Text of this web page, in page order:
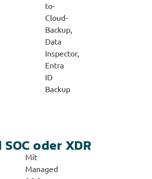
to-
Cloud-
Backup,
Data
Inspector,
Entra
ID
Backup
oder XDR
Mit
Managed